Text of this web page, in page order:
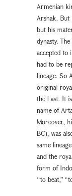
Armenian
Arshak. But
but his
dynasty.
accepted to
had to be
lineage. So
original
the Last. It
name of
Moreover,
BC), was
same
and the
form of
“to beat,”